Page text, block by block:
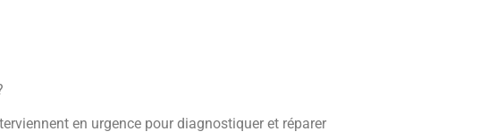
en urgence pour diagnostiquer et réparer